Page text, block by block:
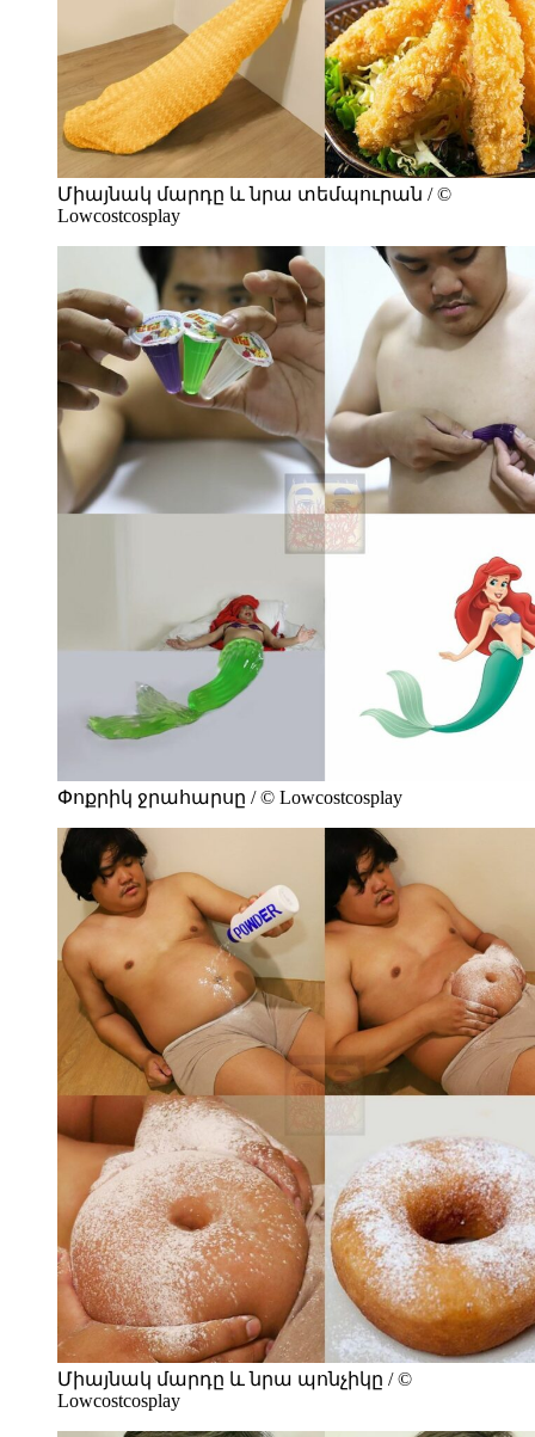
Միայնակ մարդը և նրա տեմպուրան / ©
Lowcostcosplay
Փոքրիկ ջրահարսը / © Lowcostcosplay
Միայնակ մարդը և նրա պոնչիկը / ©
Lowcostcosplay